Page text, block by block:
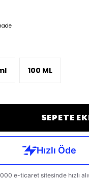
100 ML
SEPETE